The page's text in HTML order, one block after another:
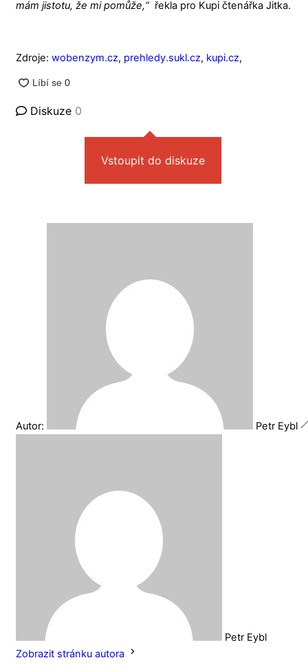
mám jistotu, že mi pomůže,“ řekla pro Kupi čtenářka Jitka.
Zdroje: wobenzym.cz, prehledy.sukl.cz, kupi.cz,
Diskuze 0
Vstoupit do diskuze
Autor: Petr Eybl
Petr Eybl
Zobrazit stránku autora